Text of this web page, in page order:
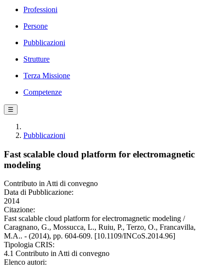
Professioni
Persone
Pubblicazioni
Strutture
Terza Missione
Competenze
☰
Pubblicazioni
Fast scalable cloud platform for electromagnetic
modeling
Contributo in Atti di convegno
Data di Pubblicazione:
2014
Citazione:
Fast scalable cloud platform for electromagnetic modeling /
Caragnano, G., Mossucca, L., Ruiu, P., Terzo, O., Francavilla,
M.A.. - (2014), pp. 604-609. [10.1109/INCoS.2014.96]
Tipologia CRIS:
4.1 Contributo in Atti di convegno
Elenco autori: